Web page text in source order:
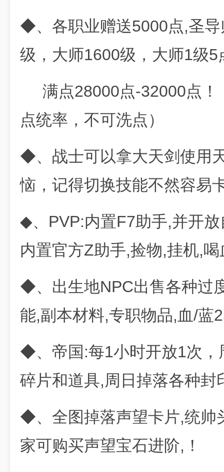
◆、各职业赠送5000点,圣
级，大师1600级，大师1级5
满点28000点-32000点！
点统率，不可洗点）
◆、战士可以拿大天剑使用
恼，记得切换技能不然容易
◆、PVP:内置F7助手,并开
内置官方Z助手,捡物,挂机,
◆、出生地NPC出售各种过
能,副本材料,专职物品,血/蓝
◆、帝国:每1小时开放1次，
碎片和道具,周日掉落各种封
◆、全图掉落声望卡片,统帅
家可购买声望宝石进阶,！